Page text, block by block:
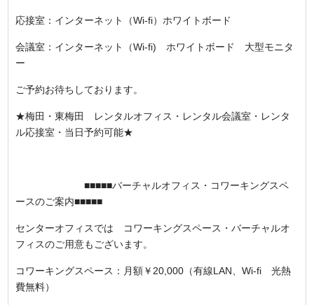
応接室：インターネット（Wi-fi）ホワイトボード
会議室：インターネット（Wi-fi) ホワイトボード 大型モニタ
ー
ご予約お待ちしております。
★梅田・東梅田 レンタルオフィス・レンタル会議室・レンタ
ル応接室・当日予約可能★
■■■■■バーチャルオフィス・コワーキングスペ
ースのご案内■■■■■
センターオフィスでは コワーキングスペース・バーチャルオ
フィスのご用意もございます。
コワーキングスペース：月額￥20,000（有線LAN、Wi-fi 光熱
費無料）